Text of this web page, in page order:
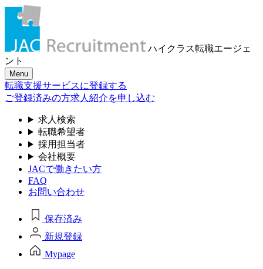
ハイクラス転職エージェ
ント
Menu
転職支援サービスに登録する
ご登録済みの方求人紹介を申し込む
求人検索
転職希望者
採用担当者
会社概要
JACで働きたい方
FAQ
お問い合わせ
保存済み
新規登録
Mypage